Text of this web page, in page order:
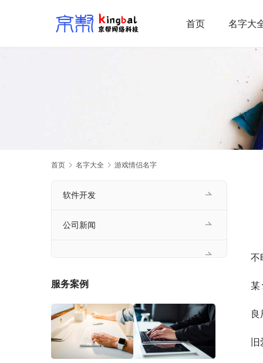
首页 名字大
首页 名字大全 游戏情侣名字
不
旧
软件开发
公司新闻
服务案例